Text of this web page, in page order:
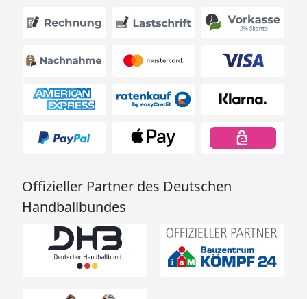
Offizieller Partner des Deutschen
Handballbundes